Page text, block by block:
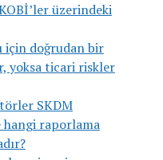
üzerindeki
için doğrudan bir
yoksa ticari riskler
SKDM
hangi raporlama